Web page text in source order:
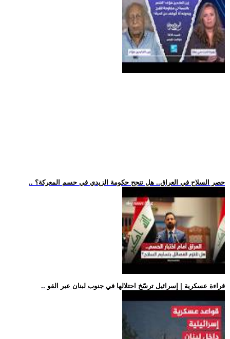
.. حصر السلاح في العراق.. هل تنجح حكومة الزيدي في حسم المعركة؟
.. قراءة عسكرية | إسرائيل ترسّخ احتلالها في جنوب لبنان عبر القو